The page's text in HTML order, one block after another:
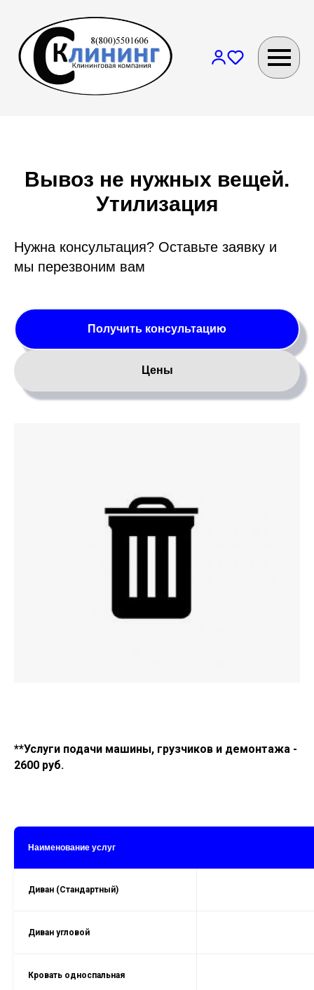
Вывоз не нужных вещей.
Утилизация
Нужна консультация? Оставьте заявку и
мы перезвоним вам
Получить консультацию
Цены
**Услуги подачи машины, грузчиков и демонтажа -
2600 руб.
Наименование услуг
Диван (Стандартный)
Диван угловой
Кровать односпальная